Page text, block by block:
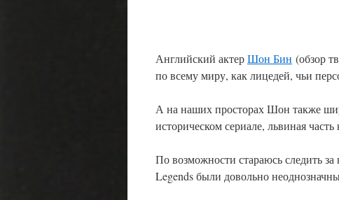
Английский актерШон Бин (обзор
по всему миру, как лицедей, чьи
А на наших просторах Шон также
историческом сериале, львиная
По возможности стараюсь следить
Legends были довольно